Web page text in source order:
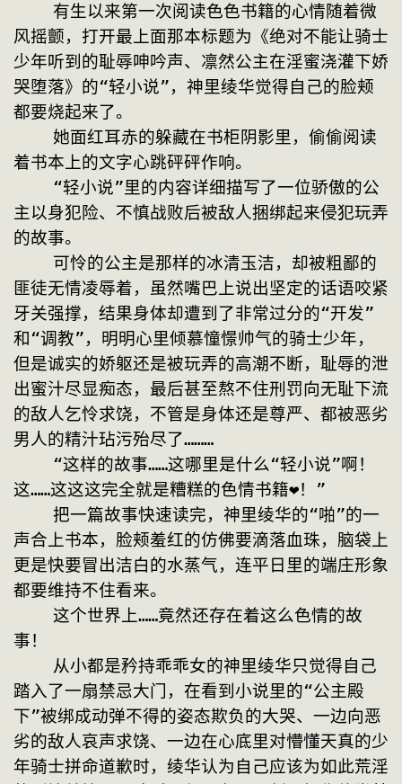
风摇颤，打开最上面那本标题为《绝对不能让骑士
少年听到的耻辱呻吟声、凛然公主在淫蜜浇灌下娇
哭堕落》的“轻小说”，神里绫华觉得自己的脸颊
都要烧起来了。
着书本上的文字心跳砰砰作响。
主以身犯险、不慎战败后被敌人捆绑起来侵犯玩弄
的故事。
匪徒无情凌辱着，虽然嘴巴上说出坚定的话语咬紧
牙关强撑，结果身体却遭到了非常过分的“开发”
和“调教”，明明心里倾慕憧憬帅气的骑士少年，
但是诚实的娇躯还是被玩弄的高潮不断，耻辱的泄
出蜜汁尽显痴态，最后甚至熬不住刑罚向无耻下流
的敌人乞怜求饶，不管是身体还是尊严、都被恶劣
男人的精汁玷污殆尽了………
这……这这这完全就是糟糕的色情书籍❤！”
声合上书本，脸颊羞红的仿佛要滴落血珠，脑袋上
更是快要冒出洁白的水蒸气，连平日里的端庄形象
都要维持不住看来。
事！
踏入了一扇禁忌大门，在看到小说里的“公主殿
下”被绑成动弹不得的姿态欺负的大哭、一边向恶
劣的敌人哀声求饶、一边在心底里对懵懂天真的少
年骑士拼命道歉时，绫华认为自己应该为如此荒淫